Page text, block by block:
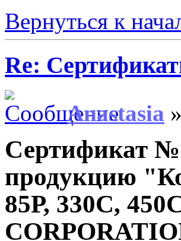
Вернуться к
Re:
Anastasia
Сертификат
продукцию
85Р, 330С,